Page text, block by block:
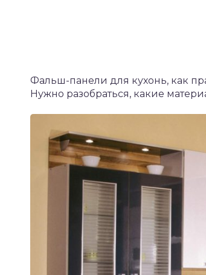
Фальш-панели для кухонь, как
Нужно разобраться, какие